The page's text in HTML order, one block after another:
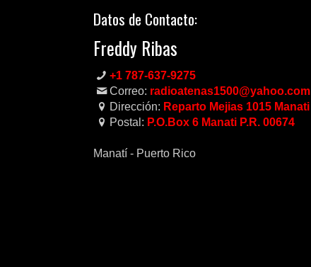
Datos de Contacto:
Freddy Ribas
+1 787-637-9275
Correo: radioatenas1500@yahoo.com
Dirección: Reparto Mejias 1015 Manati
Postal: P.O.Box 6 Manati P.R. 00674
Manatí - Puerto Rico